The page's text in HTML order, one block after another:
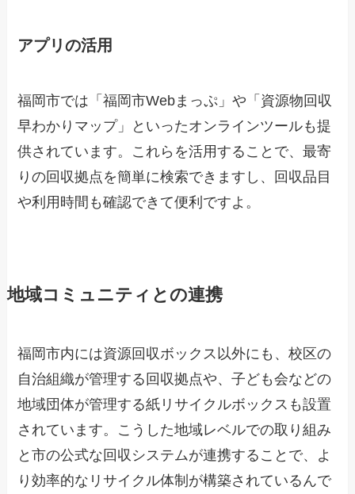
アプリの活用
福岡市では「福岡市Webまっぷ」や「資源物回収
早わかりマップ」といったオンラインツールも提
供されています。これらを活用することで、最寄
りの回収拠点を簡単に検索できますし、回収品目
や利用時間も確認できて便利ですよ。
地域コミュニティとの連携
福岡市内には資源回収ボックス以外にも、校区の
自治組織が管理する回収拠点や、子ども会などの
地域団体が管理する紙リサイクルボックスも設置
されています。こうした地域レベルでの取り組み
と市の公式な回収システムが連携することで、よ
り効率的なリサイクル体制が構築されているんで